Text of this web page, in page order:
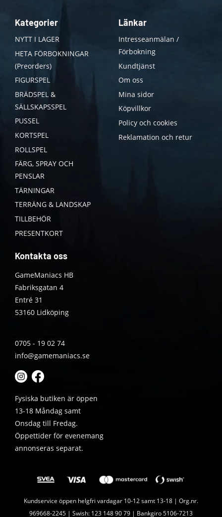
Kategorier
NYTT I LAGER
HETA FÖRBOKNINGAR
(Preorders)
FIGURSPEL
BRÄDSPEL &
SÄLLSKAPSSPEL
PUSSEL
KORTSPEL
ROLLSPEL
FÄRG, SPRAY OCH
PENSLAR
TÄRNINGAR
TERRÄNG & LANDSKAP
TILLBEHÖR
PRESENTKORT
Länkar
Intresseanmälan /
Förbokning
Kundtjänst
Om oss
Mina sidor
Köpvillkor
Policy och cookies
Reklamation och retur
Kontakta oss
GameManiacs HB
Fabriksgatan 4
Entré 31
53160 Lidköping
0705 - 19 02 74
info@gamemaniacs.se
Fysiska butiken är öppen
13-18 Måndag samt
Onsdag till Fredag.
Öppettider för evenemang
annonseras separat.
Kundservice öppen helgfri vardagar 10-12 samt 13-18 | Org.nr.
969668-2245 | Swish: 123 148 90 79 | Bankgiro 5106-7213